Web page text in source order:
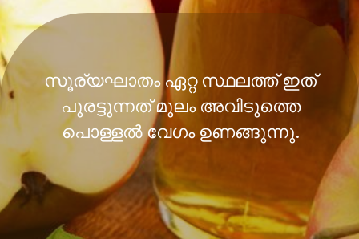
സൂര്യഘാതം ഏറ്റ സ്ഥലത്ത് ഇത്
പുരട്ടുന്നത് മൂലം അവിടുത്തെ
പൊള്ളൽ വേഗം ഉണങ്ങുന്നു.